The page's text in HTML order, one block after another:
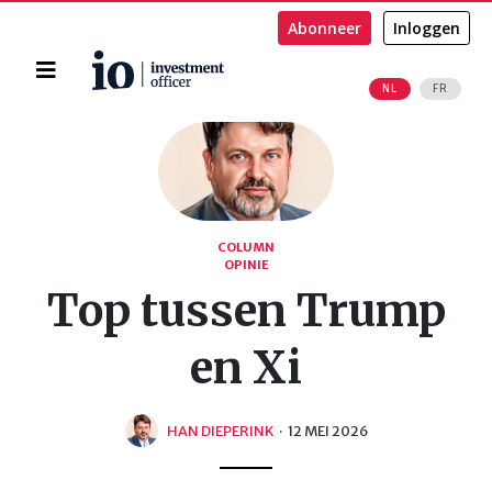
Home
NL FR
Abonneer Inloggen
COLUMN
OPINIE
Top tussen Trump
en Xi
HAN DIEPERINK · 12 MEI 2026